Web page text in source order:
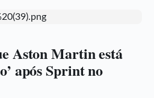
Aston Martin está
após Sprint no